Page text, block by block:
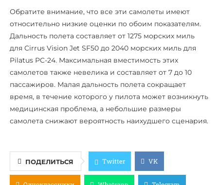
Обратите внимание, что все эти самолеты имеют
относительно низкие оценки по обоим показателям.
Дальность полета составляет от 1275 морских миль
для Cirrus Vision Jet SF50 до 2040 морских миль для
Pilatus PC-24. Максимальная вместимость этих
самолетов также невелика и составляет от 7 до 10
пассажиров. Малая дальность полета сокращает
время, в течение которого у пилота может возникнуть
медицинская проблема, а небольшие размеры
самолета снижают вероятность наихудшего сценария.
ПОДЕЛИТЬСЯ Twitter VK